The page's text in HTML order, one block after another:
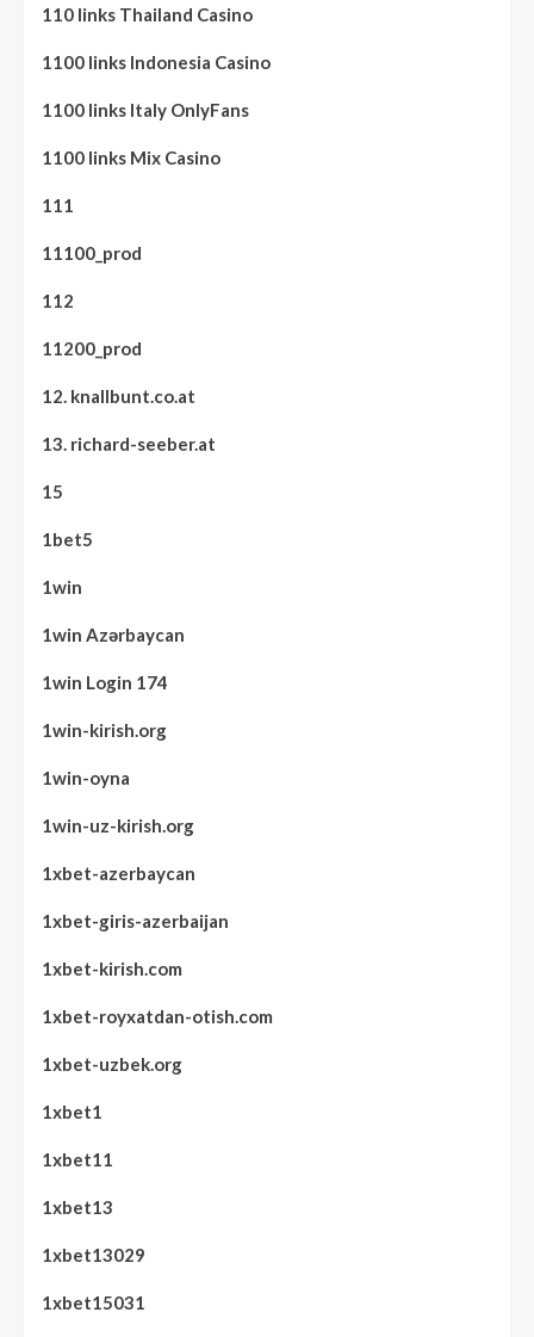
110 links Thailand Casino
1100 links Indonesia Casino
1100 links Italy OnlyFans
1100 links Mix Casino
111
11100_prod
112
11200_prod
12. knallbunt.co.at
13. richard-seeber.at
15
1bet5
1win
1win Azərbaycan
1win Login 174
1win-kirish.org
1win-oyna
1win-uz-kirish.org
1xbet-azerbaycan
1xbet-giris-azerbaijan
1xbet-kirish.com
1xbet-royxatdan-otish.com
1xbet-uzbek.org
1xbet1
1xbet11
1xbet13
1xbet13029
1xbet15031